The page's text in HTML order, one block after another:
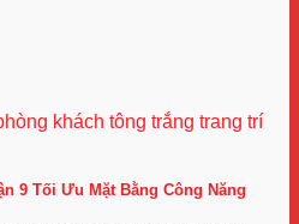
9 Tối Ưu Mặt Bằng Công Năng